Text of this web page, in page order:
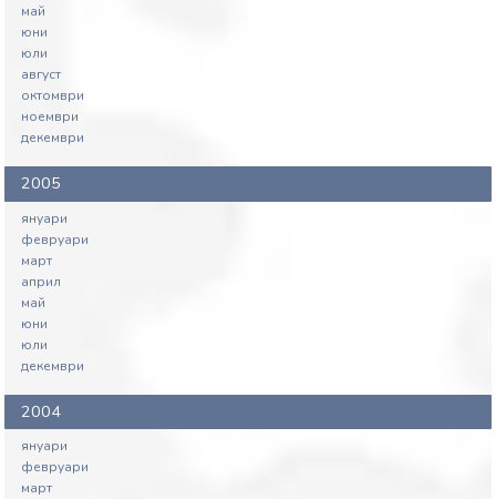
май
юни
юли
август
октомври
ноември
декември
2005
януари
февруари
март
април
май
юни
юли
декември
2004
януари
февруари
март